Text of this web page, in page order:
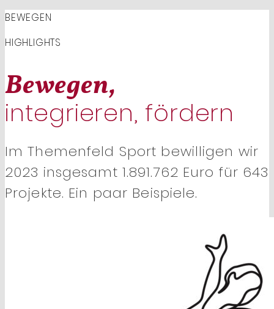
BEWEGEN
HIGHLIGHTS
Bewegen,
integrieren, fördern
Im Themenfeld Sport bewilligen wir
2023 insgesamt 1.891.762 Euro für 643
Projekte. Ein paar Beispiele.